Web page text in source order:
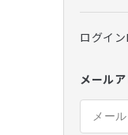
ログイ
メール